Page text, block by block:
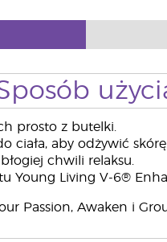
prosto z butelki.
ciała, aby odżywić skórę.
chwili relaksu.
Living V-6®
Passion, Awaken i